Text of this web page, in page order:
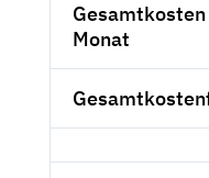
Monat